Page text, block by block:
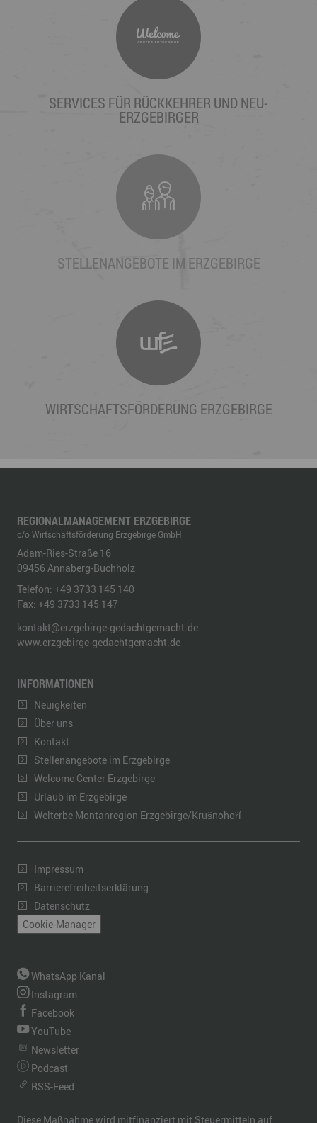
SERVICES FÜR RÜCKKEHRER UND NEU-
ERZGEBIRGER
STELLENANGEBOTE IM ERZGEBIRGE
WIRTSCHAFTSFÖRDERUNG ERZGEBIRGE
REGIONALMANAGEMENT ERZGEBIRGE
c/o Wirtschaftsförderung Erzgebirge GmbH
Adam-Ries-Straße 16
09456 Annaberg-Buchholz
Telefon: +49 3733 145 140
Fax: +49 3733 145 147
kontakt@erzgebirge-gedachtgemacht.de
www.erzgebirge-gedachtgemacht.de
INFORMATIONEN
Neuigkeiten
Über uns
Kontakt
Stellenangebote im Erzgebirge
Welcome Center Erzgebirge
Urlaub im Erzgebirge
Welterbe Montanregion Erzgebirge/Krušnohoří
Impressum
Barrierefreiheitserklärung
Datenschutz
Cookie-Manager
WhatsApp Kanal
Instagram
Facebook
YouTube
Newsletter
Podcast
RSS-Feed
Diese Maßnahme wird mitfinanziert mit Steuermitteln auf